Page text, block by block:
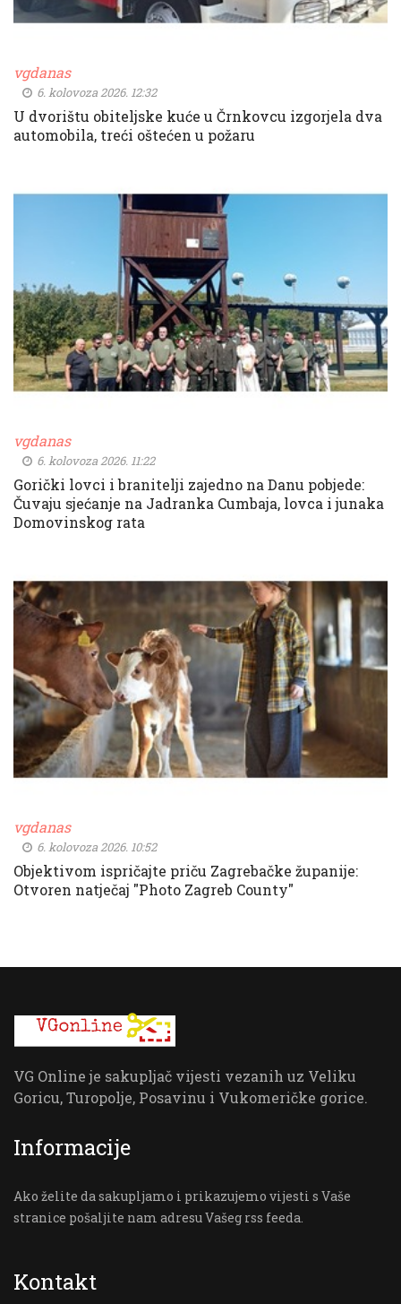
vgdanas
6. kolovoza 2026. 12:32
U dvorištu obiteljske kuće u Črnkovcu izgorjela dva
automobila, treći oštećen u požaru
vgdanas
6. kolovoza 2026. 11:22
Gorički lovci i branitelji zajedno na Danu pobjede:
Čuvaju sjećanje na Jadranka Cumbaja, lovca i junaka
Domovinskog rata
vgdanas
6. kolovoza 2026. 10:52
Objektivom ispričajte priču Zagrebačke županije:
Otvoren natječaj "Photo Zagreb County"
VG Online je sakupljač vijesti vezanih uz Veliku
Goricu, Turopolje, Posavinu i Vukomeričke gorice.
Informacije
Ako želite da sakupljamo i prikazujemo vijesti s Vaše
stranice pošaljite nam adresu Vašeg rss feeda.
Kontakt